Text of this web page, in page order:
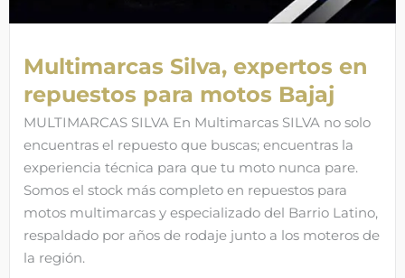
Multimarcas Silva, expertos en
repuestos para motos Bajaj
MULTIMARCAS SILVA En Multimarcas SILVA no solo
encuentras el repuesto que buscas; encuentras la
experiencia técnica para que tu moto nunca pare.
Somos el stock más completo en repuestos para
motos multimarcas y especializado del Barrio Latino,
respaldado por años de rodaje junto a los moteros de
la región.